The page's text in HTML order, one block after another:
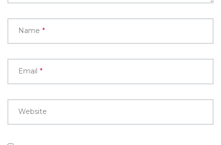
Name *
Email *
Website